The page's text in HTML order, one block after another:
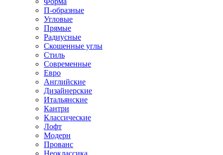
П-образные
Угловые
Прямые
Радиусные
Скошенные углы
Стиль
Современные
Евро
Английские
Дизайнерские
Итальянские
Кантри
Классические
Лофт
Модерн
Прованс
Неоклассика